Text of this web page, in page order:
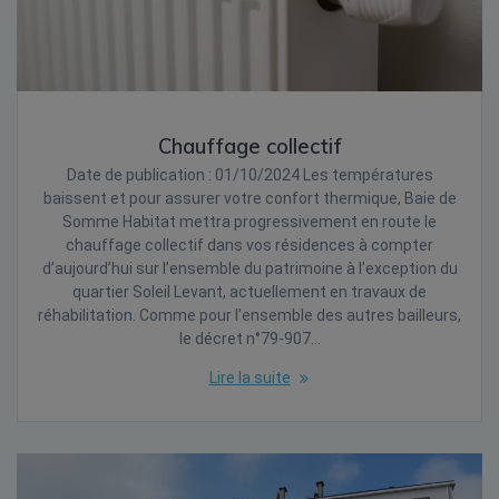
Chauffage collectif
Date de publication : 01/10/2024 Les températures
baissent et pour assurer votre confort thermique, Baie de
Somme Habitat mettra progressivement en route le
chauffage collectif dans vos résidences à compter
d’aujourd’hui sur l’ensemble du patrimoine à l’exception du
quartier Soleil Levant, actuellement en travaux de
réhabilitation. Comme pour l’ensemble des autres bailleurs,
le décret n°79-907…
Lire la suite